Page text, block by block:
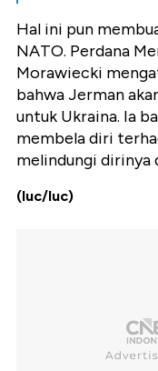
Hal ini pun
NATO. Perdana
Morawiecki
bahwa Jerman
untuk Ukraina. Ia
membela diri
melindungi dirinya
(luc/luc)